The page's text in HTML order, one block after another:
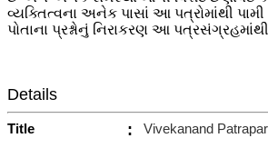
વ્યક્તિત્વના અનેક પાસાં આ પત્રોમાંથી
પોતાના પ્રશ્નોનું નિરાકરણ આ
Details
Title :
Vivekanand